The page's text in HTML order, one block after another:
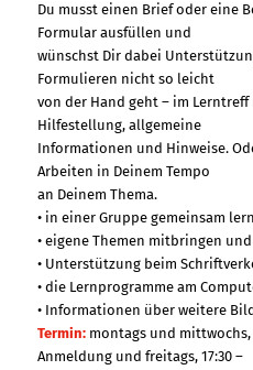
Du musst einen Brief oder eine
Formular ausfüllen und
wünschst Dir dabei
Formulieren nicht so leicht
von der Hand geht – im
Hilfestellung, allgemeine
Informationen und Hinweise.
Arbeiten in Deinem Tempo
an Deinem Thema.
• in einer Gruppe gemeinsam
• eigene Themen mitbringen
• Unterstützung beim
• die Lernprogramme am
• Informationen über weitere
Termin:montags und mittwochs,
Anmeldung und freitags, 17:30 –